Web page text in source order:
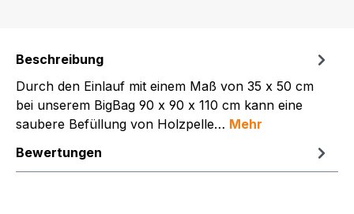
Beschreibung
Durch den Einlauf mit einem Maß von 35 x 50 cm
bei unserem BigBag 90 x 90 x 110 cm kann eine
saubere Befüllung von Holzpelle… Mehr
Bewertungen